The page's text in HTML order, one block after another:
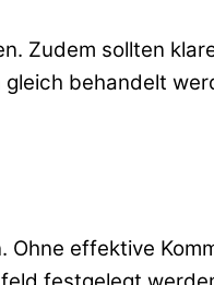
Zudem sollten
behandelt
Ohne effektive